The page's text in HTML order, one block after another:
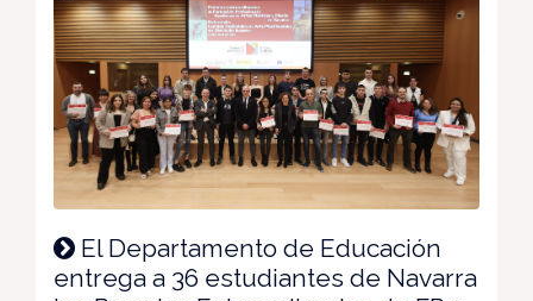
El Departamento de Educación
entrega a 36 estudiantes de Navarra